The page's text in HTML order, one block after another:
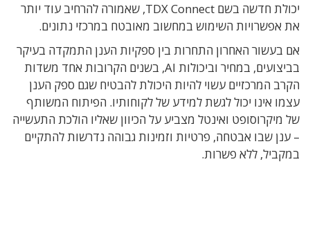
יכולת חדשה בשם TDX Connect, שאמורה להרחיב עוד יותר
את אפשרויות השימוש במחשוב מאובטח במרכזי נתונים.
אם בעשור האחרון התחרות בין ספקיות הענן התמקדה בעיקר
בביצועים, במחיר וביכולות AI, בשנים הקרובות אחד משדות
הקרב המרכזיים עשוי להיות היכולת להבטיח שגם ספק הענן
עצמו אינו יכול לגשת למידע של לקוחותיו. הפיתוח המשותף
של מיקרוסופט ואינטל מצביע על הכיוון שאליו הולכת התעשייה
– ענן שבו אבטחה, פרטיות וזמינות גבוהה נדרשות להתקיים
במקביל, ללא פשרות.